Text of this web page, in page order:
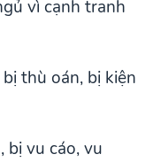
vì cạnh tranh
bị thù oán, bị kiện
bị vu cáo, vu